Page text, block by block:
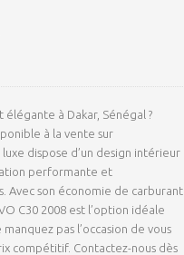
à Dakar, Sénégal ?
à la vente sur
dispose d’un design intérieur
performante et
Avec son économie de carburant
C30 2008 est l’option idéale
pas l’occasion de vous
compétitif. Contactez-nous dès